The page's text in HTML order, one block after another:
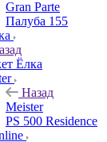
Gran Parte
Палуба 155
Ёлка
Назад
Meister
PS 500 Residence